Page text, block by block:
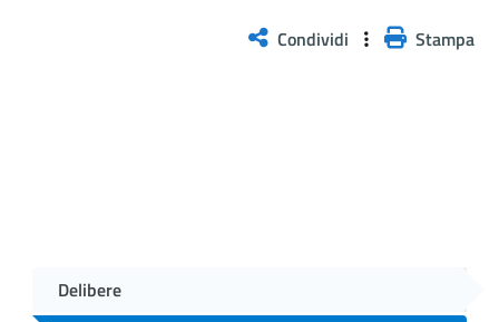
Condividi Stampa
Delibere